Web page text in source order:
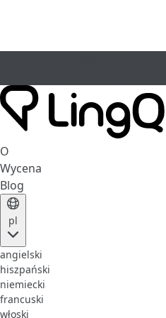
O
Wycena
Blog
pl
angielski
hiszpański
niemiecki
francuski
włoski